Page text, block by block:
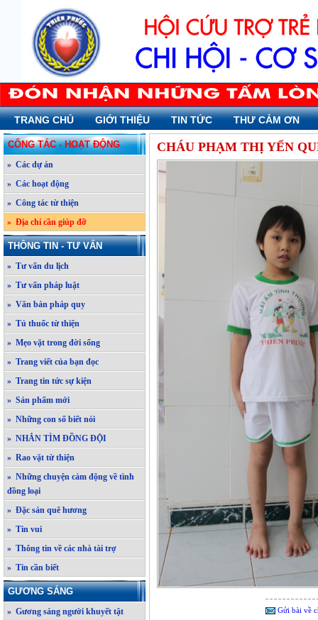
TRANG CHỦ GIỚI THIỆU TIN TỨC THƯ CẢM ƠN
CÔNG TÁC - HOẠT ĐỘNG
» Các dự án
» Các hoạt động
» Công tác từ thiện
» Địa chỉ cần giúp đỡ
THÔNG TIN - TƯ VẤN
» Tư vấn du lịch
» Tư vấn pháp luật
» Văn bản pháp quy
» Tủ thuốc từ thiện
» Mẹo vặt trong đời sống
» Trang viết của bạn đọc
» Trang tin tức sự kiện
» Sản phẩm mới
» Những con số biết nói
» NHẮN TÌM ĐỒNG ĐỘI
» Rao vặt từ thiện
» Những chuyện cảm động về tình
đồng loại
» Đặc sản quê hương
» Tin vui
» Thông tin về các nhà tài trợ
» Tin cần biết
GƯƠNG SÁNG
» Gương sáng người khuyết tật
CHÁU PHẠM THỊ YẾN
Gửi bài về